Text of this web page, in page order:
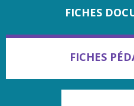
FICHES
FICHES